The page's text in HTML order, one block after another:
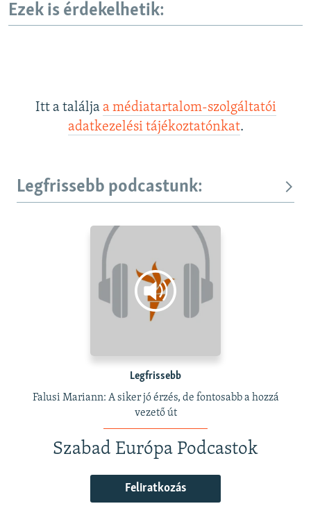
Ezek is érdekelhetik:
Itt a találja a médiatartalom-szolgáltatói
adatkezelési tájékoztatónkat.
Legfrissebb podcastunk:
Legfrissebb
Falusi Mariann: A siker jó érzés, de fontosabb a hozzá
vezető út
Szabad Európa Podcastok
Feliratkozás